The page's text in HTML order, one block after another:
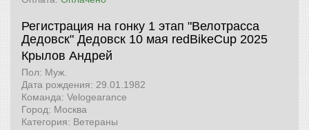
Регистрация на гонку 1 этап "Велотрасса
Дедовск" Дедовск 10 мая redBikeCup 2025
Крылов Андрей
Пол: Муж.
Дата рождения: 29.01.1982
Команда: Velogearance
Город: Москва
Категория: Ветераны